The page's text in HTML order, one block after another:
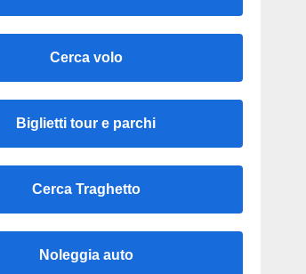
Cerca volo
Biglietti tour e parchi
Cerca Traghetto
Noleggia auto